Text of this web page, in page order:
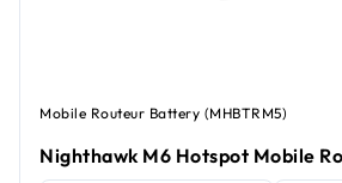
Mobile Routeur Battery (MHBTRM5)
Nighthawk M6 Hotspot Mobile